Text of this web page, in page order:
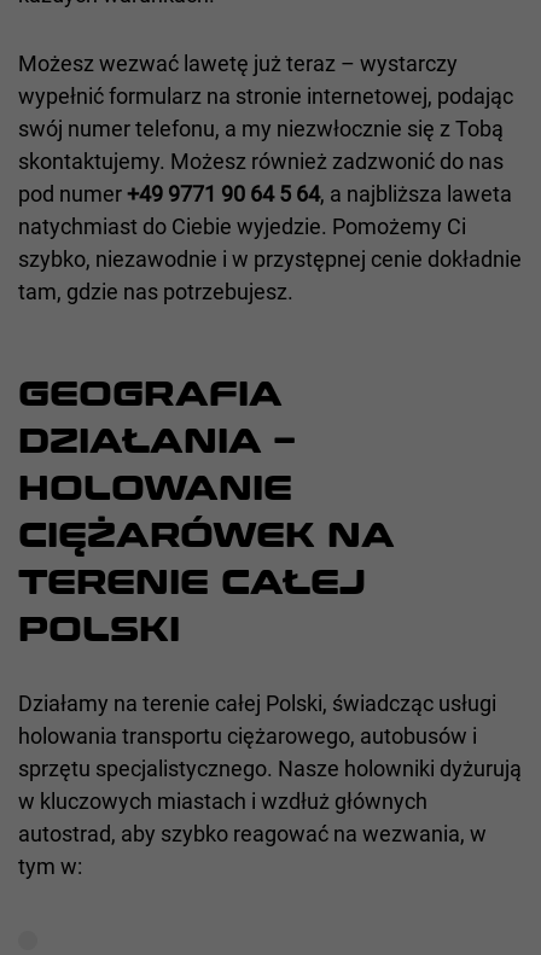
Możesz wezwać lawetę już teraz – wystarczy
wypełnić formularz na stronie internetowej, podając
swój numer telefonu, a my niezwłocznie się z Tobą
skontaktujemy. Możesz również zadzwonić do nas
pod numer+49 9771 90 64 5 64, a najbliższa laweta
natychmiast do Ciebie wyjedzie. Pomożemy Ci
szybko, niezawodnie i w przystępnej cenie dokładnie
tam, gdzie nas potrzebujesz.
GEOGRAFIA
DZIAŁANIA –
HOLOWANIE
CIĘŻARÓWEK NA
TERENIE CAŁEJ
POLSKI
Działamy na terenie całej Polski, świadcząc usługi
holowania transportu ciężarowego, autobusów i
sprzętu specjalistycznego. Nasze holowniki dyżurują
w kluczowych miastach i wzdłuż głównych
autostrad, aby szybko reagować na wezwania, w
tym w: